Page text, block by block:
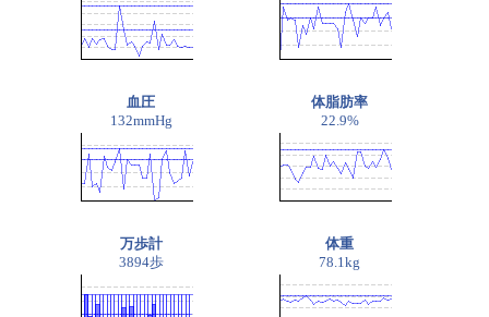
血圧
132mmHg
体脂肪率
22.9%
万歩計
3894歩
体重
78.1kg